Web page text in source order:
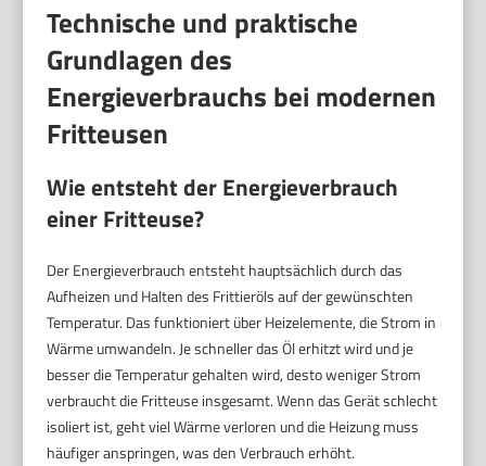
Technische und praktische
Grundlagen des
Energieverbrauchs bei modernen
Fritteusen
Wie entsteht der Energieverbrauch
einer Fritteuse?
Der Energieverbrauch entsteht hauptsächlich durch das
Aufheizen und Halten des Frittieröls auf der gewünschten
Temperatur. Das funktioniert über Heizelemente, die Strom in
Wärme umwandeln. Je schneller das Öl erhitzt wird und je
besser die Temperatur gehalten wird, desto weniger Strom
verbraucht die Fritteuse insgesamt. Wenn das Gerät schlecht
isoliert ist, geht viel Wärme verloren und die Heizung muss
häufiger anspringen, was den Verbrauch erhöht.